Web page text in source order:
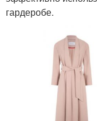
гардеробе.